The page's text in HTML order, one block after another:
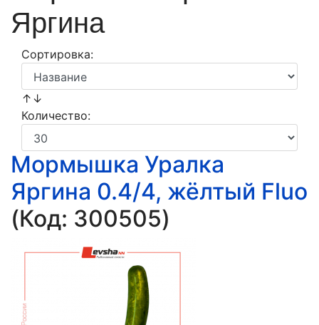
Яргина
Сортировка:
↑↓
Количество:
Мормышка Уралка
Яргина 0.4/4, жёлтый Fluo
(Код: 300505)